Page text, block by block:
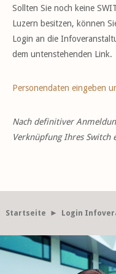
Sollten Sie noch keine
Luzern besitzen, können
Login an die
dem untenstehenden Link.
Personendaten eingeben
Nach definitiver
Verknüpfung Ihres Switch
Startseite ► Login